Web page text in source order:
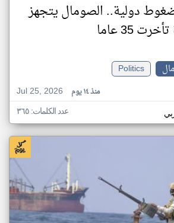
دولية.. الصومال يتجهز
35 عاما
Politics
Jul 25, 2026
منذ ١٤ يوم
عدد الكلمات: ٣٦٥